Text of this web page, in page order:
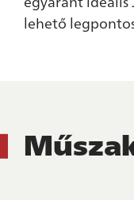
lehető